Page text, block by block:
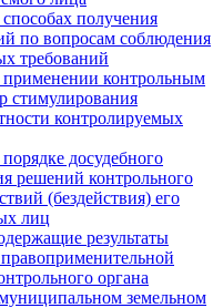
получения
по вопросам соблюдения
требований
применении контрольным
стимулирования
контролируемых
досудебного
решений контрольного
(бездействия) его
лиц
результаты
органа
земельном